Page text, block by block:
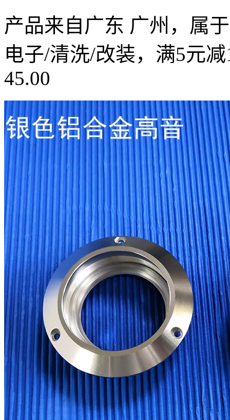
产品来自广东 广州，属
电子/清洗/改装，满5元
45.00